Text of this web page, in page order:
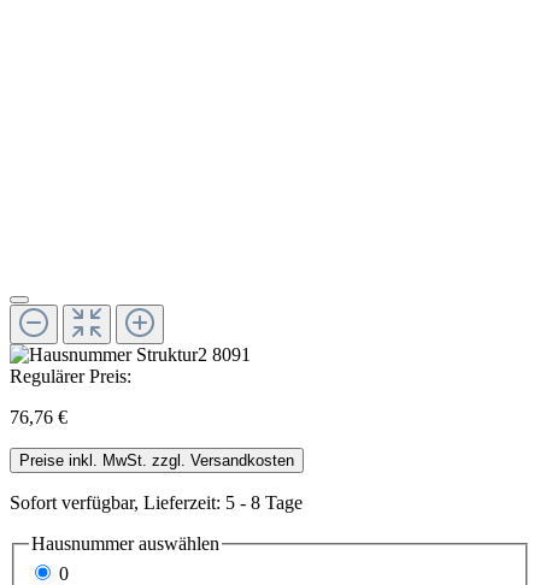
Regulärer Preis:
76,76 €
Preise inkl. MwSt. zzgl. Versandkosten
Sofort verfügbar, Lieferzeit: 5 - 8 Tage
Hausnummerauswählen
0